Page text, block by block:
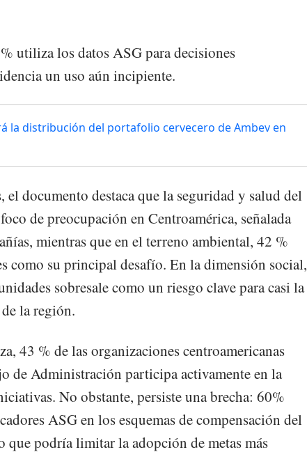
utiliza los datos ASG para decisiones
un uso aún incipiente.
la distribución del portafolio cervecero de Ambev en
documento destaca que la seguridad y salud del
de preocupación en Centroamérica, señalada
mientras que en el terreno ambiental, 42 %
como su principal desafío. En la dimensión social,
sobresale como un riesgo clave para casi la
la región.
43 % de las organizaciones centroamericanas
de Administración participa activamente en la
No obstante, persiste una brecha: 60%
ASG en los esquemas de compensación del
que podría limitar la adopción de metas más